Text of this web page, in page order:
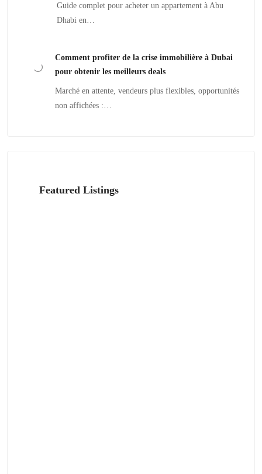
Guide complet pour acheter un appartement à Abu
Dhabi en…
Comment profiter de la crise immobilière à Dubai
pour obtenir les meilleurs deals
Marché en attente, vendeurs plus flexibles, opportunités
non affichées :…
Featured Listings